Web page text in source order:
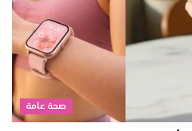
صحة عامة